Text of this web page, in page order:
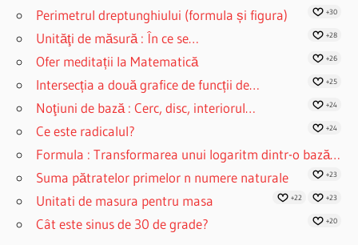
Perimetrul dreptunghiului (formula și figura)
+30
Unităţi de măsură : În ce se… +28
Ofer meditații la Matematică +26
Intersecția a două grafice de funcții de… +25
Noţiuni de bază : Cerc, disc, interiorul… +24
Ce este radicalul? +24
Formula : Transformarea unui logaritm dintr-o bază…
+23
Suma pătratelor primelor n numere naturale
+23
Unitati de masura pentru masa +22
Cât este sinus de 30 de grade? +20